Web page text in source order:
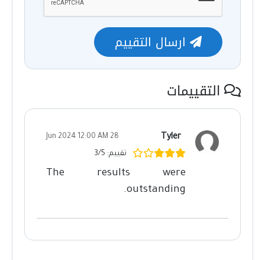
ارسال التقييم
التقييمات
Tyler
28 Jun 2024 12:00 AM
تقييم: 3/5
The results were
outstanding.